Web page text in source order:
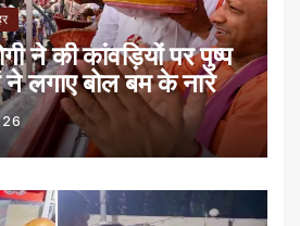
ने की कांवड़ियों पर पुष्प
ने लगाए बोल बम के नारे